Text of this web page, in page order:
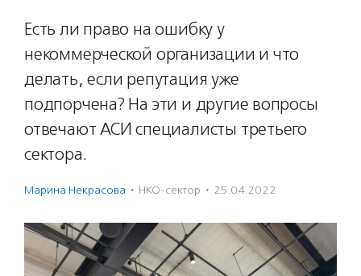
Есть ли право на ошибку у
некоммерческой организации и что
делать, если репутация уже
подпорчена? На эти и другие вопросы
отвечают АСИ специалисты третьего
сектора.
Марина Некрасова · НКО-сектор · 25.04.2022